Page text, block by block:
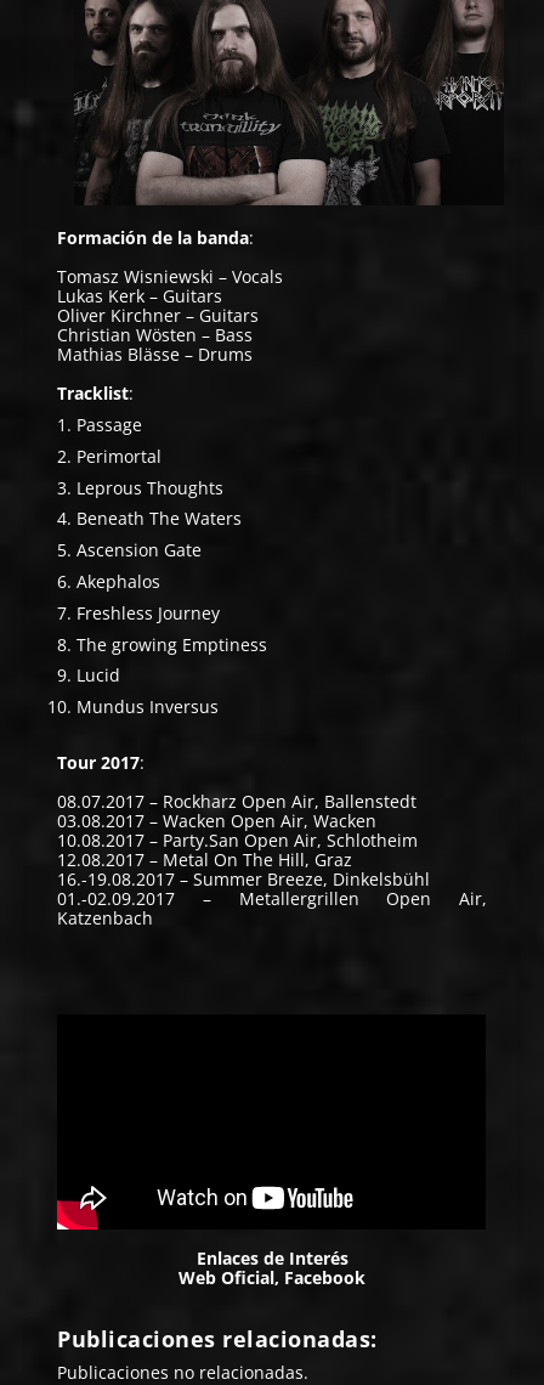
Formación de la banda:
Tomasz Wisniewski – Vocals
Lukas Kerk – Guitars
Oliver Kirchner – Guitars
Christian Wösten – Bass
Mathias Blässe – Drums
Tracklist:
Passage
Perimortal
Leprous Thoughts
Beneath The Waters
Ascension Gate
Akephalos
Freshless Journey
The growing Emptiness
Lucid
Mundus Inversus
Tour 2017:
08.07.2017 – Rockharz Open Air, Ballenstedt
03.08.2017 – Wacken Open Air, Wacken
10.08.2017 – Party.San Open Air, Schlotheim
12.08.2017 – Metal On The Hill, Graz
16.-19.08.2017 – Summer Breeze, Dinkelsbühl
01.-02.09.2017 – Metallergrillen Open Air,
Katzenbach
Enlaces de Interés
Web Oficial, Facebook
Publicaciones relacionadas:
Publicaciones no relacionadas.